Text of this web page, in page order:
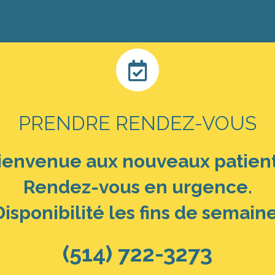
PRENDRE RENDEZ-VOUS
aux nouveaux
Rendez-vous en urgence.
les fins de
(514) 722-3273